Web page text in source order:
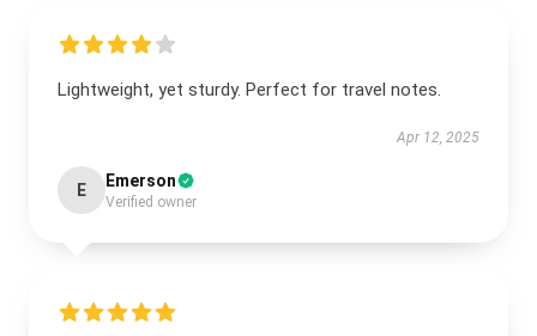
Lightweight, yet sturdy. Perfect for travel notes.
Apr 12, 2025
E Emerson
Verified owner